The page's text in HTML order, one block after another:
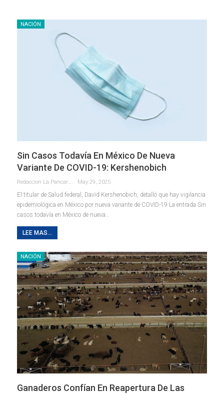
NACIÓN
Sin Casos Todavía En México De Nueva
Variante De COVID-19: Kershenobich
Redaccion La Pancarta De Quintana Roo May 29, 2025
El titular de Salud federal, David Kershenobich, detalló que hay vigilancia
epidemiológica en México por nueva variante de COVID-19 La entrada Sin
casos todavía en México de nueva…
LEE MAS...
NACIÓN
Ganaderos Confían En Reapertura De Las